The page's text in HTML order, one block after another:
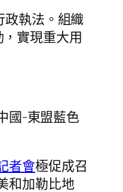
政執法。組織
實現重大用
國-東盟藍色
者會極促成召
和加勒比地